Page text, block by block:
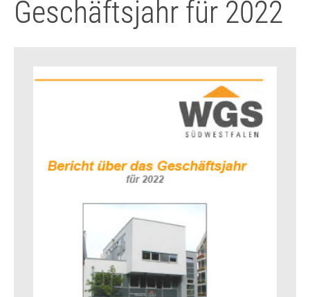
Geschäftsjahr für 2022